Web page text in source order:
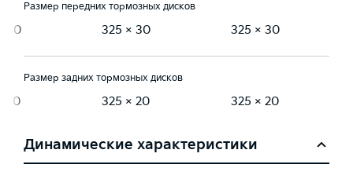
Размер передних тормозных дисков
30 325 × 30 325 × 30
Размер задних тормозных дисков
20 325 × 20 325 × 20
Динамические характеристики